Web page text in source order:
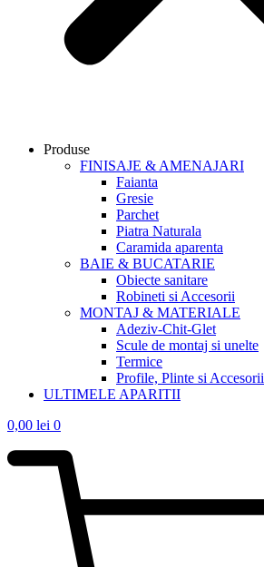
Produse
FINISAJE & AMENAJARI
Faianta
Gresie
Parchet
Piatra Naturala
Caramida aparenta
BAIE & BUCATARIE
Obiecte sanitare
Robineti si Accesorii
MONTAJ & MATERIALE
Adeziv-Chit-Glet
Scule de montaj si unelte
Termice
Profile, Plinte si Accesorii
ULTIMELE APARITII
0,00 lei 0